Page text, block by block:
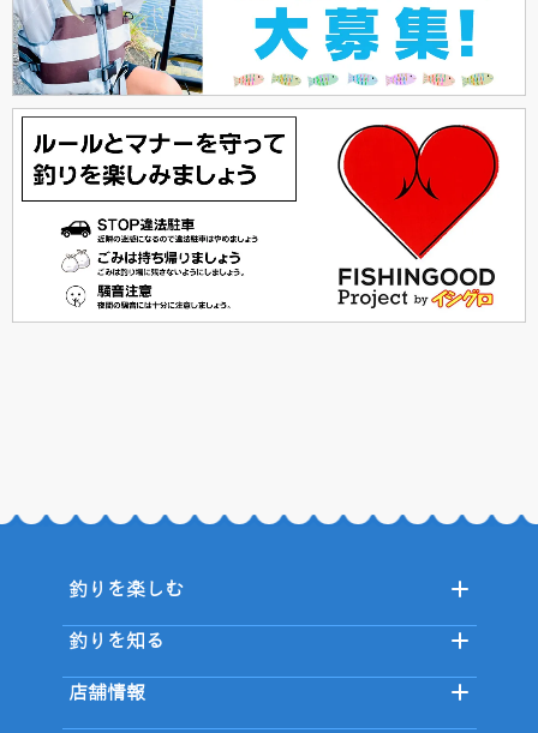
釣りを楽しむ
釣りを知る
店舗情報